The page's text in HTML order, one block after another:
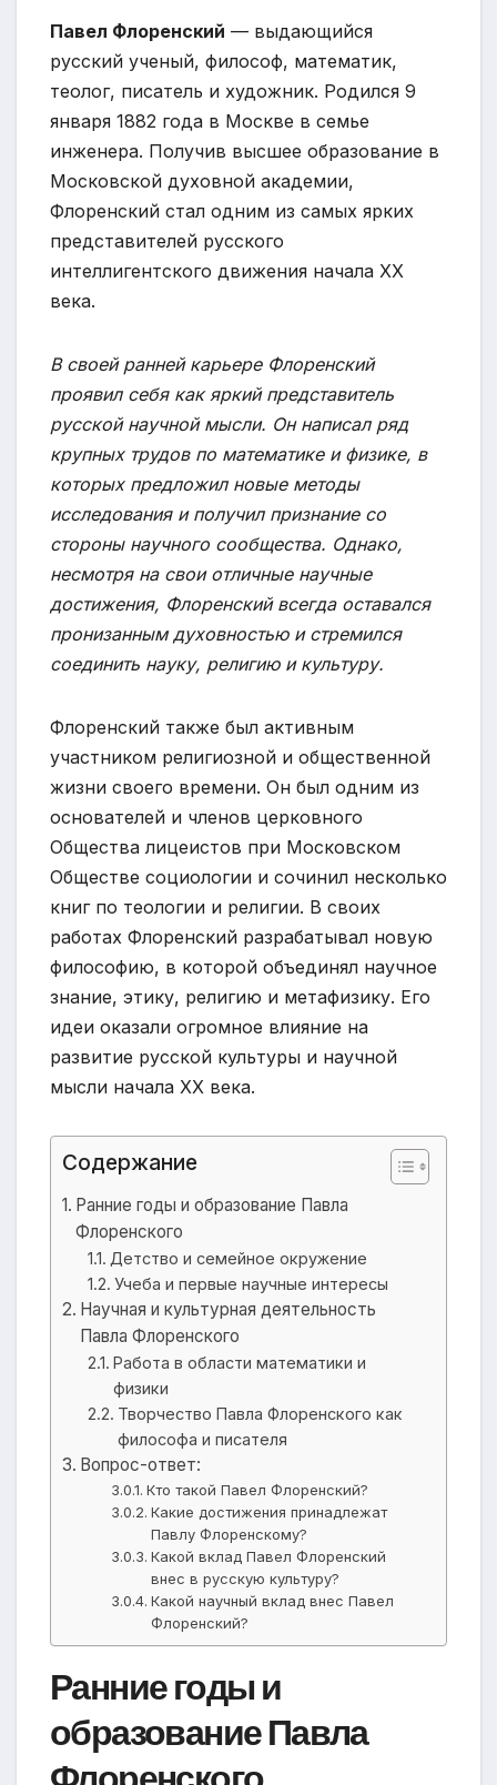
Павел Флоренский — выдающийся
русский ученый, философ, математик,
теолог, писатель и художник. Родился 9
января 1882 года в Москве в семье
инженера. Получив высшее образование в
Московской духовной академии,
Флоренский стал одним из самых ярких
представителей русского
интеллигентского движения начала XX
века.
В своей ранней карьере Флоренский
проявил себя как яркий представитель
русской научной мысли. Он написал ряд
крупных трудов по математике и физике, в
которых предложил новые методы
исследования и получил признание со
стороны научного сообщества. Однако,
несмотря на свои отличные научные
достижения, Флоренский всегда оставался
пронизанным духовностью и стремился
соединить науку, религию и культуру.
Флоренский также был активным
участником религиозной и общественной
жизни своего времени. Он был одним из
основателей и членов церковного
Общества лицеистов при Московском
Обществе социологии и сочинил несколько
книг по теологии и религии. В своих
работах Флоренский разрабатывал новую
философию, в которой объединял научное
знание, этику, религию и метафизику. Его
идеи оказали огромное влияние на
развитие русской культуры и научной
мысли начала XX века.
Содержание
Ранние годы и образование Павла
Флоренского
Детство и семейное окружение
Учеба и первые научные интересы
Научная и культурная деятельность
Павла Флоренского
Работа в области математики и
физики
Творчество Павла Флоренского как
философа и писателя
Вопрос-ответ:
Кто такой Павел Флоренский?
Какие достижения принадлежат
Павлу Флоренскому?
Какой вклад Павел Флоренский
внес в русскую культуру?
Какой научный вклад внес Павел
Флоренский?
Ранние годы и
образование Павла